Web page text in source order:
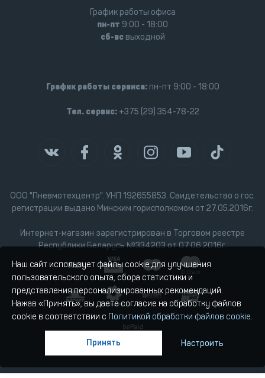
ООО "Пневмотехцентр". УНП 192655853. Свидетельство о гос.
регистрации выдано Минским горисполкомом от 27.05.2016г.
Интернет-магазин зарегистрирован в Торговом реестре
Республики Беларусь №334203 от 07.06.2016г.
График работы офиса
пн-пт 9:00 - 18:00
сб-всвыходной
График работы сервиса:пн-пт 9:00 - 18:00
Тел. сервис:+375 (29) 354-78-22
Наш сайт использует файлы cookie для улучшения
пользовательского опыта, сбора статистики и
представления персонализированных рекомендаций.
Нажав «Принять», вы даете согласие на обработку файлов
cookie в соответствии с Политикой обработки файлов cookie.
Настроить
Принять